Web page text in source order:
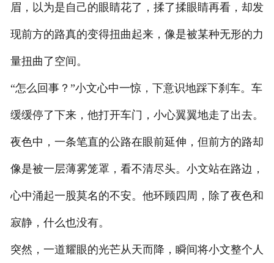
眉，以为是自己的眼睛花了，揉了揉眼睛再看，却发
现前方的路真的变得扭曲起来，像是被某种无形的力
量扭曲了空间。
“怎么回事？”小文心中一惊，下意识地踩下刹车。车
缓缓停了下来，他打开车门，小心翼翼地走了出去。
夜色中，一条笔直的公路在眼前延伸，但前方的路却
像是被一层薄雾笼罩，看不清尽头。小文站在路边，
心中涌起一股莫名的不安。他环顾四周，除了夜色和
寂静，什么也没有。
突然，一道耀眼的光芒从天而降，瞬间将小文整个人